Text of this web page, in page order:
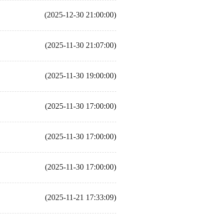
(2025-12-30 21:00:00)
(2025-11-30 21:07:00)
(2025-11-30 19:00:00)
(2025-11-30 17:00:00)
(2025-11-30 17:00:00)
(2025-11-30 17:00:00)
(2025-11-21 17:33:09)